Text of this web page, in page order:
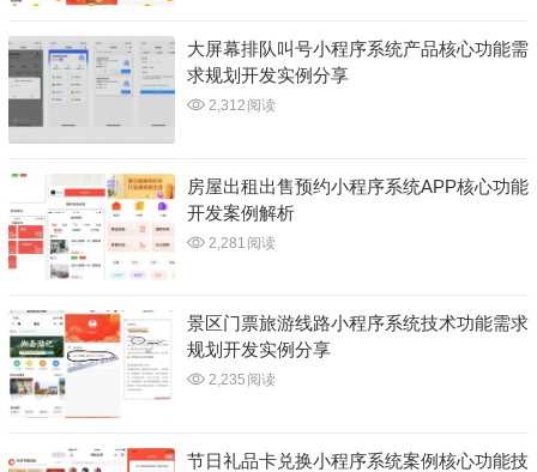
大屏幕排队叫号小程序系统产品核心功能需
求规划开发实例分享
2,312 阅读
房屋出租出售预约小程序系统APP核心功能
开发案例解析
2,281 阅读
景区门票旅游线路小程序系统技术功能需求
规划开发实例分享
2,235 阅读
节日礼品卡兑换小程序系统案例核心功能技